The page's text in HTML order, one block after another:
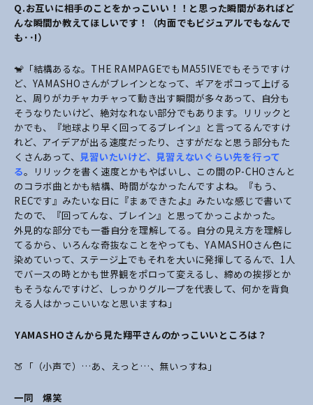
Q.お互いに相手のことをかっこいい！！と思った瞬間があればど
んな瞬間か教えてほしいです！（内面でもビジュアルでもなんで
も･･!）
🐒「結構あるな。THE RAMPAGEでもMA55IVEでもそうですけ
ど、YAMASHOさんがブレインとなって、ギアをポコって上げる
と、周りがカチャカチャって動き出す瞬間が多々あって、自分も
そうなりたいけど、絶対なれない部分でもあります。リリックと
かでも、『地球より早く回ってるブレイン』と言ってるんですけ
れど、アイデアが出る速度だったり、さすがだなと思う部分もた
くさんあって、 見習いたいけど、見習えないぐらい先を行って
る。リリックを書く速度とかもやばいし、この間のP-CHOさんと
のコラボ曲とかも結構、時間がなかったんですよね。『もう、
RECです』みたいな日に『まぁできたよ』みたいな感じで書いて
たので、『回ってんな、ブレイン』と思ってかっこよかった。
外見的な部分でも一番自分を理解してる。自分の見え方を理解し
てるから、いろんな奇抜なことをやっても、YAMASHOさん色に
染めていって、ステージ上でもそれを大いに発揮してるんで、1人
でバースの時とかも世界観をポロって変えるし、締めの挨拶とか
もそうなんですけど、しっかりグループを代表して、何かを背負
える人はかっこいいなと思いますね」
――YAMASHOさんから見た翔平さんのかっこいいところは？
🍑「（小声で）…あ、えっと…、無いっすね」
一同 爆笑